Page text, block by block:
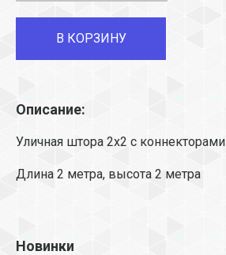
В КОРЗИНУ
Описание:
Уличная штора 2х2 с коннекторами
Длина 2 метра, высота 2 метра
Новинки